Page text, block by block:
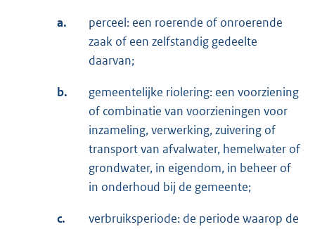
a.
perceel: een roerende of onroerende
zaak of een zelfstandig gedeelte
daarvan;
b.
gemeentelijke riolering: een voorziening
of combinatie van voorzieningen voor
inzameling, verwerking, zuivering of
transport van afvalwater, hemelwater of
grondwater, in eigendom, in beheer of
in onderhoud bij de gemeente;
c.
verbruiksperiode: de periode waarop de